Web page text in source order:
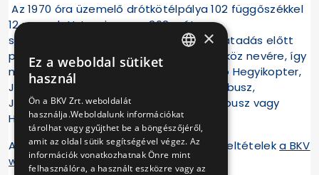
Az 1970 óra üzemelő drótkötélpálya 102 függőszékkel
12 perc alatt teszi meg a 262 méteres
szintkülönbséget. Érdekesség, hogy az átadás előtt
pályázatot írtak ki az új közlekedési eszköz nevére, így
nem sokon múlt, hogy a Zugligeti Libegő Hegyikopter,
Janikopter, Páros-János, Pár-perc, Zuglibusz,
Jánoshegyi Zümmögő, Hegyi-dongó, Űrbusz vagy
Huza-vona névre hallgasson.
Az eseményről részletek és az utazási feltételeka BKV
weboldalánelérhetők.
×
Ez a weboldal sütiket
használ
Ön a BKV Zrt. weboldalát
használja.Weboldalunk információkat
tárolhat vagy gyűjthet be a böngészőjéről,
amit az oldal sütik segítségével végez. Az
információk vonatkozhatnak Önre mint
felhasználóra, a használt eszközre vagy az